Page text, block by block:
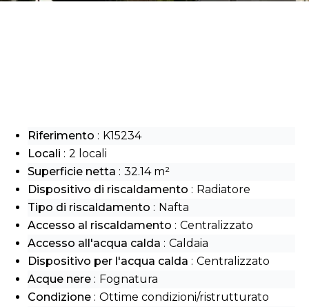
Riferimento
K15234
Locali
2 locali
Superficie netta
32.14 m²
Dispositivo di riscaldamento
Radiatore
Tipo di riscaldamento
Nafta
Accesso al riscaldamento
Centralizzato
Accesso all'acqua calda
Caldaia
Dispositivo per l'acqua calda
Centralizzato
Acque nere
Fognatura
Condizione
Ottime condizioni/ristrutturato